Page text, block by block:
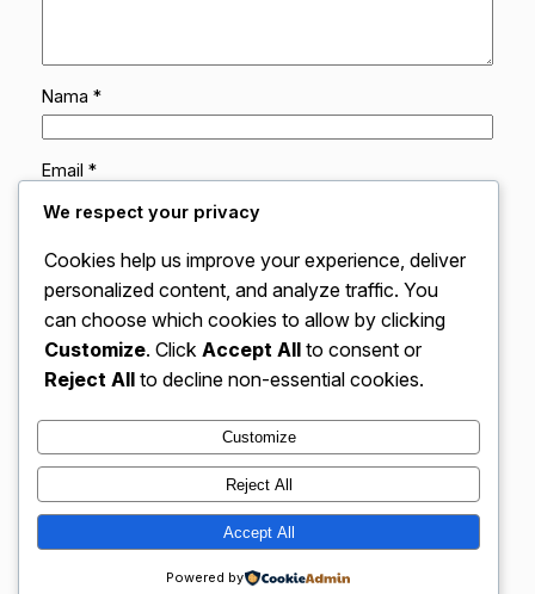
Nama *
Email *
Simpan nama, email, dan situs web saya pada
peramban ini untuk komentar saya berikutnya.
VidBloggerNation.com – Tips &
Trik Jadi Vlogger Sukses
Instagram
X
We respect your privacy
Cookies help us improve your experience, deliver
personalized content, and analyze traffic. You
can choose which cookies to allow by clicking
Customize. Click Accept All to consent or
Reject All to decline non-essential cookies.
Customize
Reject All
Accept All
Powered by